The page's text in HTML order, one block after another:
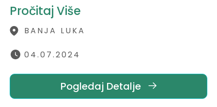
Pročitaj Više
BANJA LUKA
04.07.2024
Pogledaj Detalje